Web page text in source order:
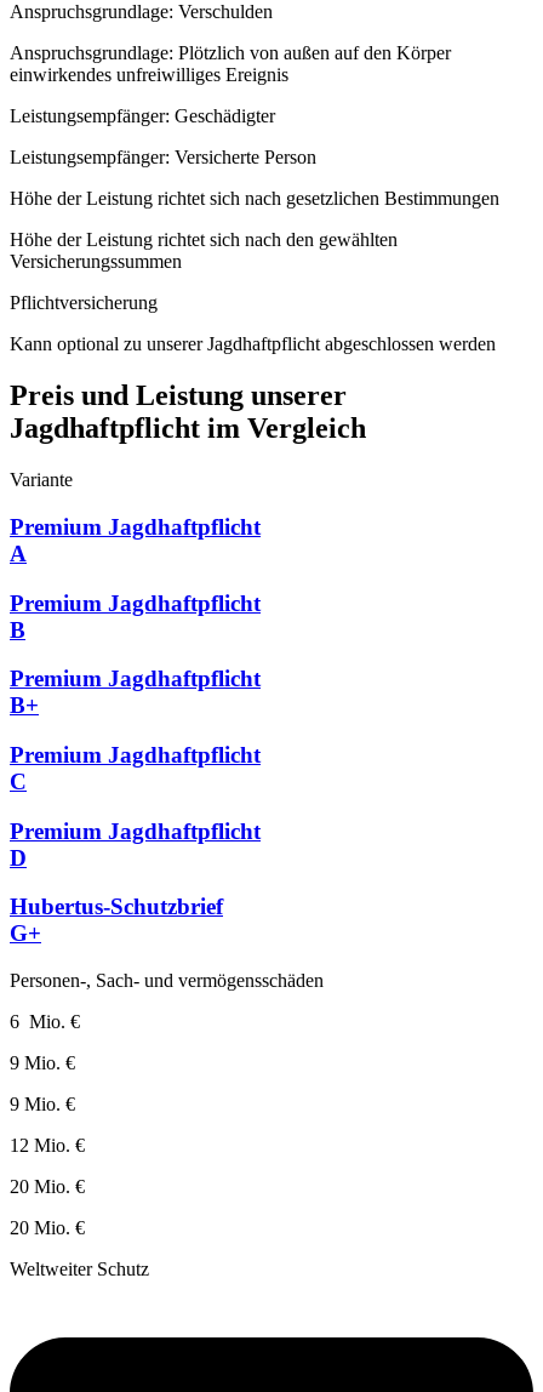
Anspruchsgrundlage: Verschulden
Anspruchsgrundlage: Plötzlich von außen auf den Körper
einwirkendes unfreiwilliges Ereignis
Leistungsempfänger: Geschädigter
Leistungsempfänger: Versicherte Person
Höhe der Leistung richtet sich nach gesetzlichen Bestimmungen
Höhe der Leistung richtet sich nach den gewählten
Versicherungssummen
Pflichtversicherung
Kann optional zu unserer Jagdhaftpflicht abgeschlossen werden
Preis und Leistung unserer
Jagdhaftpflicht im Vergleich
Variante
Premium Jagdhaftpflicht
A
Premium Jagdhaftpflicht
B
Premium Jagdhaftpflicht
B+
Premium Jagdhaftpflicht
C
Premium Jagdhaftpflicht
D
Hubertus-Schutzbrief
G+
Personen-, Sach- und vermögensschäden
6 Mio. €
9 Mio. €
9 Mio. €
12 Mio. €
20 Mio. €
20 Mio. €
Weltweiter Schutz